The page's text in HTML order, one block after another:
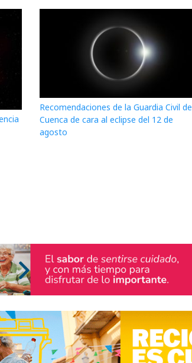
Recomendaciones de la Guardia Civil de
Cuenca de cara al eclipse del 12 de
agosto